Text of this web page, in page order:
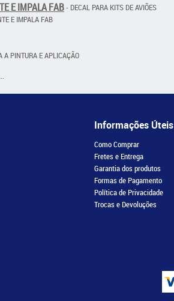
E IMPALA FAB- DECAL PARA KITS DE AVIÕES
E IMPALA FAB
A PINTURA E APLICAÇÃO
Informações Úteis
Como Comprar
Fretes e Entrega
Garantia dos produtos
Formas de Pagamento
Política de Privacidade
Trocas e Devoluções